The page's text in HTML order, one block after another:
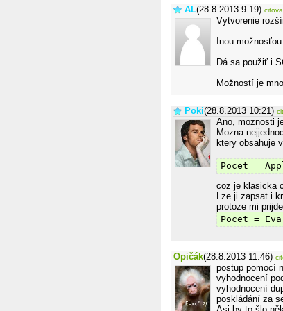
AL(28.8.2013 9:19)
Vytvorenie
Inou
Dá sa použiť i
Možností je
Poki(28.8.2013 10:21)
Ano, moznosti
Mozna
ktery obsahuje
Pocet =
coz je klasicka
Lze ji zapsat i
protoze mi
Pocet =
Opičák(28.8.2013 11:46)
postup pomocí
vyhodnocení
vyhodnocení
poskládání za